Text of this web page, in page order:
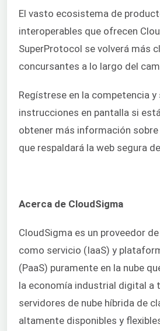
El vasto ecosistema de
interoperables que ofrecen
SuperProtocol se volverá más
concursantes a lo largo del
Regístrese en la competencia y
instrucciones en pantalla si
obtener más información
que respaldará la web segura
Acerca de CloudSigma
CloudSigma es un proveedor
como servicio (IaaS) y
(PaaS) puramente en la nube
la economía industrial digital a
servidores de nube híbrida de
altamente disponibles y